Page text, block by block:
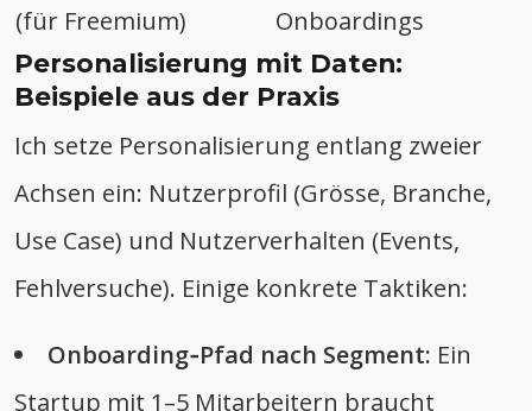
(für Freemium)
Onboardings
Personalisierung mit Daten:
Beispiele aus der Praxis
Ich setze Personalisierung entlang zweier
Achsen ein: Nutzerprofil (Grösse, Branche,
Use Case) und Nutzerverhalten (Events,
Fehlversuche). Einige konkrete Taktiken:
Onboarding‑Pfad nach Segment: Ein
Startup mit 1–5 Mitarbeitern braucht